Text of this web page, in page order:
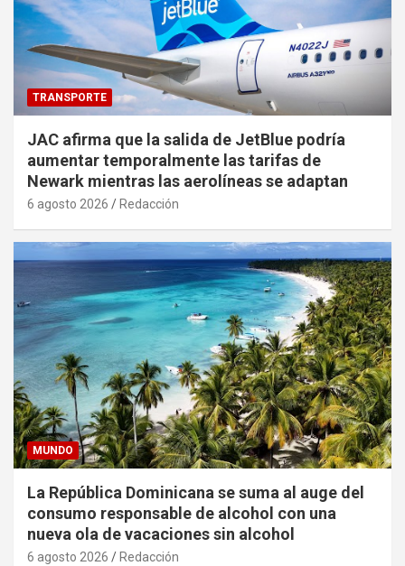
TRANSPORTE
JAC afirma que la salida de JetBlue podría
aumentar temporalmente las tarifas de
Newark mientras las aerolíneas se adaptan
6 agosto 2026 Redacción
MUNDO
La República Dominicana se suma al auge del
consumo responsable de alcohol con una
nueva ola de vacaciones sin alcohol
6 agosto 2026 Redacción